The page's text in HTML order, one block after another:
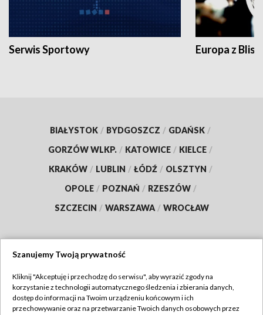
Serwis Sportowy Europa z
BIAŁYSTOK / BYDGOSZCZ / GDAŃSK /
GORZÓW WLKP. / KATOWICE / KIELCE /
KRAKÓW / LUBLIN / ŁÓDŹ / OLSZTYN /
OPOLE / POZNAŃ / RZESZÓW /
SZCZECIN / WARSZAWA / WROCŁAW
TVP
Abonament TVP
Regulamin TVP
Szanujemy Twoją prywatność
Kliknij "Akceptuję i przechodzę do serwisu", aby wyrazić zgody na
korzystanie z technologii automatycznego śledzenia i zbierania danych,
dostęp do informacji na Twoim urządzeniu końcowym i ich
przechowywanie oraz na przetwarzanie Twoich danych osobowych przez